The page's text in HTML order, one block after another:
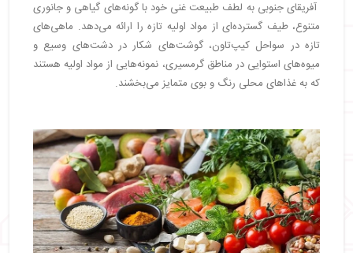
آفریقای جنوبی به لطف طبیعت غنی خود با گونه‌های گیاهی و جانوری
متنوع، طیف گسترده‌ای از مواد اولیه تازه را ارائه می‌دهد. ماهی‌های
تازه در سواحل کیپ‌تاون، گوشت‌های شکار در دشت‌های وسیع و
میوه‌های استوایی در مناطق گرمسیری، نمونه‌هایی از مواد اولیه هستند
که به غذاهای محلی رنگ و بوی متمایز می‌بخشند.